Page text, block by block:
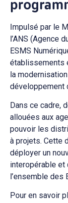
Impulsé par le
l’ANS (Agence
ESMS
établissements
la
développement
Dans ce cadre,
allouées aux
pouvoir les
à projets. Cette
déployer un
interopérable et
l’ensemble des
Pour en savoir